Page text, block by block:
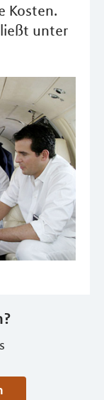
Kosten.
unter